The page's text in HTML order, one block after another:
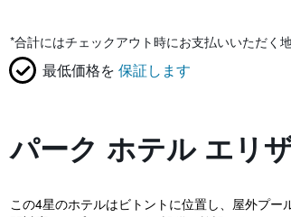
*合計にはチェックアウト時にお支払いいただく
最低価格を 保証します
パーク ホテル エリ
この4星のホテルはビトントに位置し、屋外プ